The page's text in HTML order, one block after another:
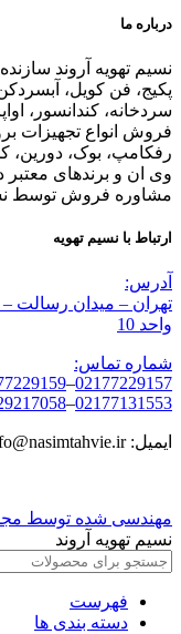
درباره ما
نسیم تهویه آروند
پکیج، فن کویل،
سردخانه، کندانسور،
فروش انواع تجهیزات
رفکامپ، بوک، دورین،
وی ان و برندهای
مشاوره فروش توسط
ارتباط با نسیم تهویه
آدرس:
واحد 10
شماره تماس:
02177229157
–
02177131553
–
ایمیل: info@nasimtahvie.ir
مهندسی شده توسط
نسیم تهویه آروند
فهرست
دسته بندی ها